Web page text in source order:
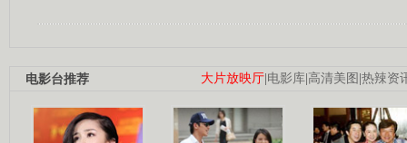
大片放映厅|电影库|高清美图 |热辣资
电影台推荐